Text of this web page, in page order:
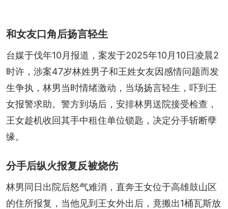
和女友口角后扬言轻生
台媒于伐年10月报道，案发于2025年10月10日凌晨2
时许，涉案47岁林姓男子和王姓女友因感情问题而发
生争执，林男当时情绪激动，当场扬言轻生，吓到王
女报警求助。警方到场后，安排林男送院接受检查，
王女趁机收回其手中租住单位锁匙，决定分手斩断孽
缘。
分手后纵火报复反被烧伤
林男同日出院后怒气难消，直奔王女位于高雄鼓山区
的住所报复，当他见到王女外出后，竟搬出1桶瓦斯放